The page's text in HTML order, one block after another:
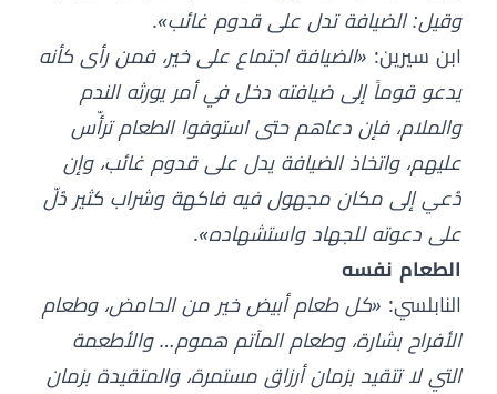
وقيل: الضيافة تدل على قدوم غائب».
ابن سيرين: «الضيافة اجتماع على خير، فمن رأى كأنه
يدعو قوماً إلى ضيافته دخل في أمر يورثه الندم
والملام، فإن دعاهم حتى استوفوا الطعام ترأّس
عليهم، واتخاذ الضيافة يدل على قدوم غائب، وإن
دُعي إلى مكان مجهول فيه فاكهة وشراب كثير دُلّ
على دعوته للجهاد واستشهاده».
الطعام نفسه
النابلسي: «كل طعام أبيض خير من الحامض، وطعام
الأفراح بشارة، وطعام المآتم هموم… والأطعمة
التي لا تتقيد بزمان أرزاق مستمرة، والمتقيدة بزمان